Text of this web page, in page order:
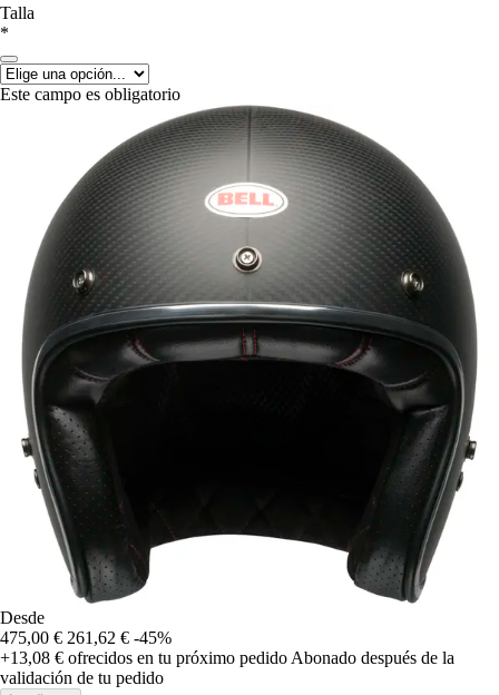
Talla
*
Este campo es obligatorio
Desde
475,00 € 261,62 € -45%
+13,08 € ofrecidos en tu próximo pedido Abonado después de la
validación de tu pedido